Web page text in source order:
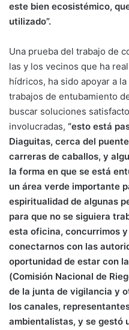
este bien ecosistémico,
utilizado”.
Una prueba del trabajo de
las y los vecinos que ha
hídricos, ha sido apoyar a
trabajos de entubamiento
buscar soluciones
involucradas, “esto está
Diaguitas, cerca del
carreras de caballos, y
la forma en que se está
un área verde importante
espiritualidad de algunas
para que no se siguiera
esta oficina, concurrimos
conectarnos con las
oportunidad de estar con
(Comisión Nacional de
de la junta de vigilancia y
los canales,
ambientalistas, y se gestó